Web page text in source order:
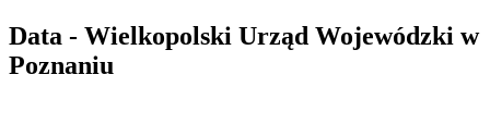
Data - Wielkopolski Urząd Wojewódzki w
Poznaniu